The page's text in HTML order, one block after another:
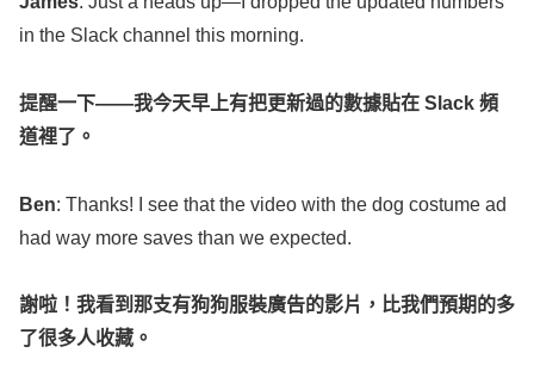
in the Slack channel this morning.
提醒一下——我今天早上有把更新過的數據貼在 Slack 頻
道裡了。
Ben: Thanks! I see that the video with the dog costume ad
had way more saves than we expected.
謝啦！我看到那支有狗狗服裝廣告的影片，比我們預期的多
了很多人收藏。